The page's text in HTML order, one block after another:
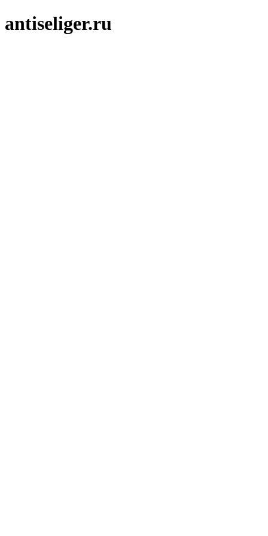
antiseliger.ru